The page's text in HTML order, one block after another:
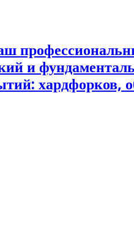
и
хардфорков,